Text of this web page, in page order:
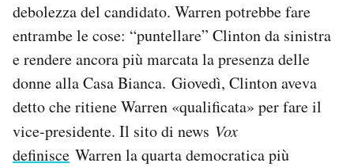
debolezza del candidato. Warren potrebbe fare
entrambe le cose: “puntellare” Clinton da sinistra
e rendere ancora più marcata la presenza delle
donne alla Casa Bianca. Giovedì, Clinton aveva
detto che ritiene Warren «qualificata» per fare il
vice-presidente. Il sito di news Vox
definisce Warren la quarta democratica più